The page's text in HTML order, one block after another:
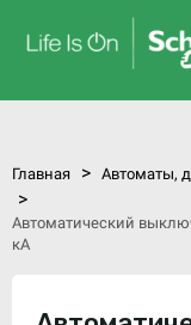
Главная > Автоматы,
>
Автоматический
кА